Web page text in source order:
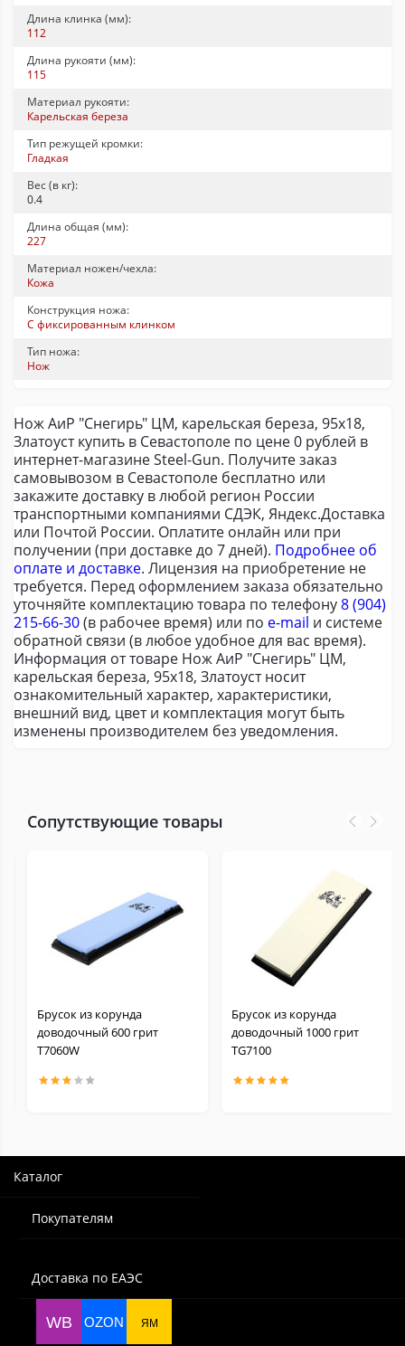
Длина клинка (мм):
112
Длина рукояти (мм):
115
Материал рукояти:
Карельская береза
Тип режущей кромки:
Гладкая
Вес (в кг):
0.4
Длина общая (мм):
227
Материал ножен/чехла:
Кожа
Конструкция ножа:
С фиксированным клинком
Тип ножа:
Нож
Нож АиР "Снегирь" ЦМ, карельская береза, 95х18,
Златоуст купить в Севастополе по цене 0 рублей в
интернет-магазине Steel-Gun. Получите заказ
самовывозом в Севастополе бесплатно или
закажите доставку в любой регион России
транспортными компаниями СДЭК, Яндекс.Доставка
или Почтой России. Оплатите онлайн или при
получении (при доставке до 7 дней). Подробнее об
оплате и доставке. Лицензия на приобретение не
требуется. Перед оформлением заказа обязательно
уточняйте комплектацию товара по телефону8 (904)
215-66-30(в рабочее время) или по e-mail и системе
обратной связи (в любое удобное для вас время).
Информация от товаре Нож АиР "Снегирь" ЦМ,
карельская береза, 95х18, Златоуст носит
ознакомительный характер, характеристики,
внешний вид, цвет и комплектация могут быть
изменены производителем без уведомления.
Сопутствующие товары
Брусок из корунда
доводочный 600 грит
Т7060W
Брусок из корунда
доводочный 1000 грит
TG7100
Каталог
Покупателям
Доставка по ЕАЭС
WB OZON ЯМ